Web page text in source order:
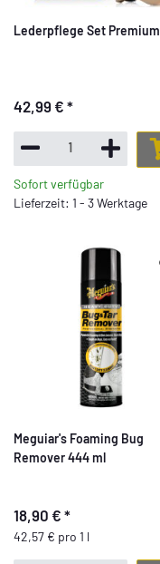
Lederpflege Set Premium
42,99 € *
Sofort verfügbar
Lieferzeit: 1 - 3 Werktage
Meguiar's Foaming Bug
Remover 444 ml
18,90 € *
42,57 € pro 1 l